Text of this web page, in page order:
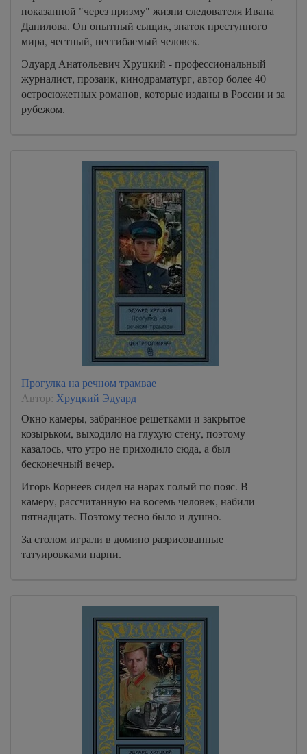
показанной "через призму" жизни следователя Ивана
Данилова. Он опытный сыщик, знаток преступного
мира, честный, несгибаемый человек.
Эдуард Анатольевич Хруцкий - профессиональный
журналист, прозаик, кинодраматург, автор более 40
остросюжетных романов, которые изданы в России и за
рубежом.
Прогулка на речном трамвае
Автор: Хруцкий Эдуард
Окно камеры, забранное решетками и закрытое
козырьком, выходило на глухую стену, поэтому
казалось, что утро не приходило сюда, а был
бесконечный вечер.
Игорь Корнеев сидел на нарах голый по пояс. В
камеру, рассчитанную на восемь человек, набили
пятнадцать. Поэтому тесно было и душно.
За столом играли в домино разрисованные
татуировками парни.